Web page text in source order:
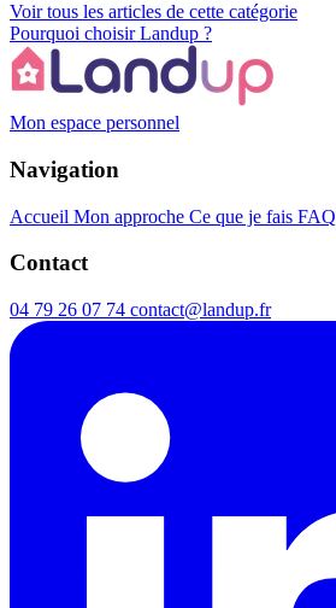
Voir tous les articles de cette catégorie
Pourquoi choisir Landup ?
Mon espace personnel
Navigation
Accueil Mon approche Ce que je fais FAQ
Contact
04 79 26 07 74 contact@landup.fr